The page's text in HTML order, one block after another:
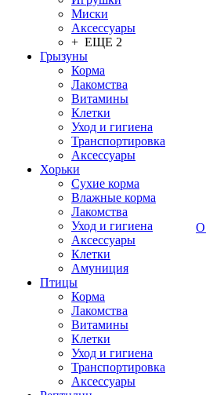
Миски
Аксессуары
+ ЕЩЕ 2
Грызуны
Корма
Лакомства
Витамины
Клетки
Уход и гигиена
Транспортировка
Аксессуары
Хорьки
Сухие корма
Влажные корма
Лакомства
Уход и гигиена
Аксессуары
Клетки
Амуниция
Птицы
Корма
Лакомства
Витамины
Клетки
Уход и гигиена
Транспортировка
Аксессуары
О